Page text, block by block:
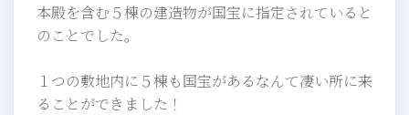
本殿を含む５棟の建造物が国宝に指定されていると
のことでした。
１つの敷地内に５棟も国宝があるなんて凄い所に来
ることができました！